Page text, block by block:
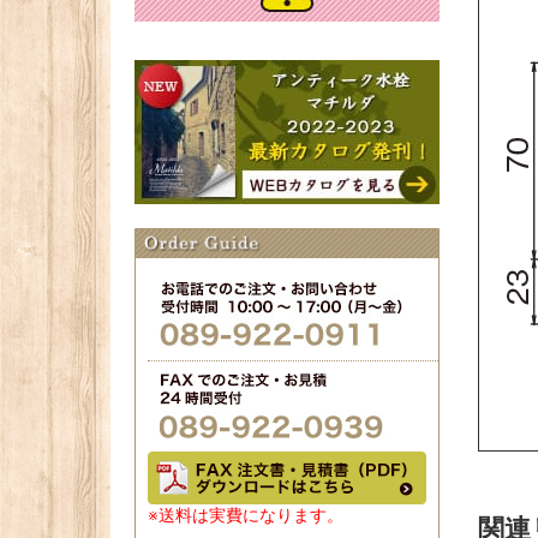
※送料は実費になります。 関